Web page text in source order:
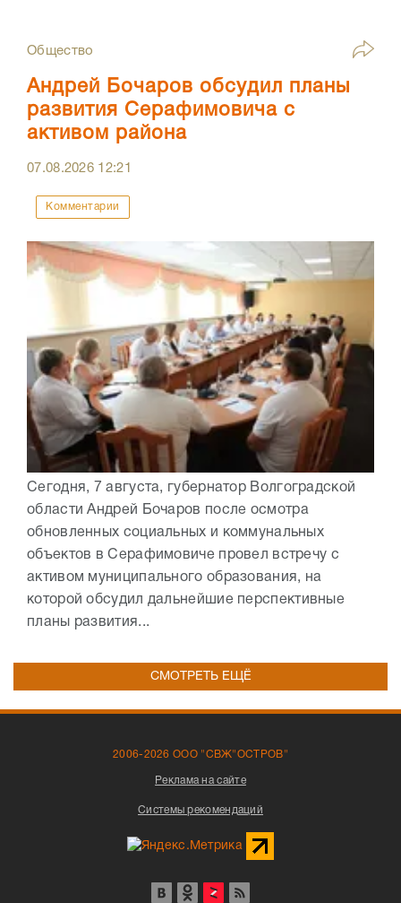
Общество
Андрей Бочаров обсудил планы
развития Серафимовича с
активом района
07.08.2026 12:21
Комментарии
Сегодня, 7 августа, губернатор Волгоградской
области Андрей Бочаров после осмотра
обновленных социальных и коммунальных
объектов в Серафимовиче провел встречу с
активом муниципального образования, на
которой обсудил дальнейшие перспективные
планы развития...
СМОТРЕТЬ ЕЩЁ
2006-2026 ООО "СВЖ"ОСТРОВ"
Реклама на сайте
Системы рекомендаций